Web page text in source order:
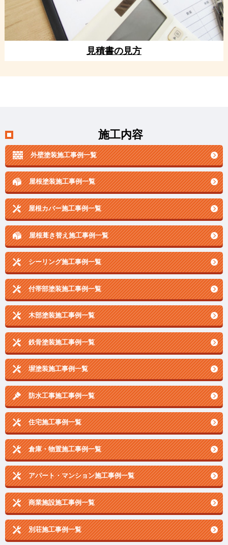
見積書の見方
施工内容
外壁塗装施工事例一覧
屋根塗装施工事例一覧
屋根カバー施工事例一覧
屋根葺き替え施工事例一覧
シーリング施工事例一覧
付帯部塗装施工事例一覧
木部塗装施工事例一覧
鉄骨塗装施工事例一覧
塀塗装施工事例一覧
防水工事施工事例一覧
住宅施工事例一覧
倉庫・物置施工事例一覧
アパート・マンション施工事例一覧
商業施設施工事例一覧
別荘施工事例一覧